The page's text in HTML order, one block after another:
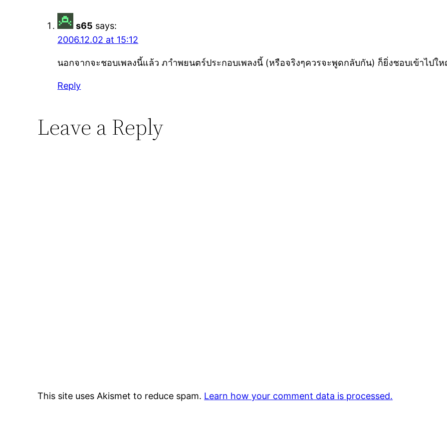
s65 says:
2006.12.02 at 15:12
นอกจากจะชอบเพลงนี้แล้ว ภาำพยนตร์ประกอบเพลงนี้ (หรือจริงๆควรจะพูดกลับกัน) ก็ยิ่งชอบเข้าไปใ
Reply
Leave a Reply
This site uses Akismet to reduce spam. Learn how your comment data is processed.